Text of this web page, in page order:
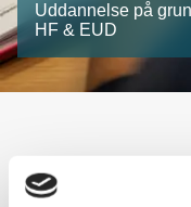
Uddannelse på
HF & EUD
VUC -